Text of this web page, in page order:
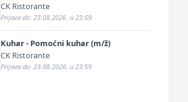
CK Ristorante
Prijava do: 23.08.2026. u 23:59
Kuhar - Pomoćni kuhar (m/ž)
CK Ristorante
Prijava do: 23.08.2026. u 23:59